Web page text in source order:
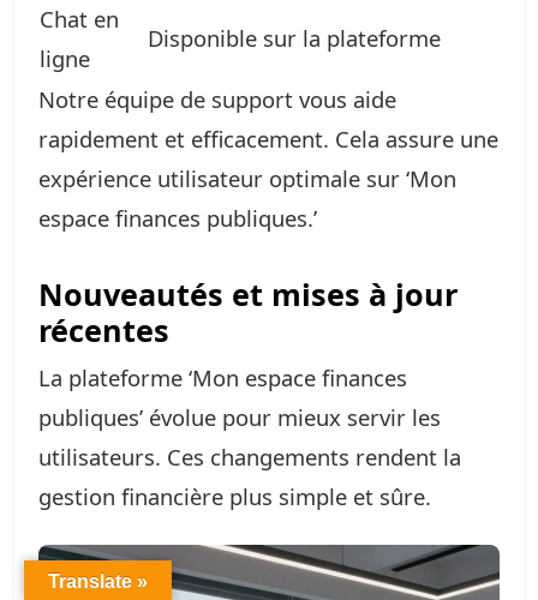
Chat en
ligne
Disponible sur la plateforme
Notre équipe de support vous aide
rapidement et efficacement. Cela assure une
expérience utilisateur optimale sur ‘Mon
espace finances publiques.’
Nouveautés et mises à jour
récentes
La plateforme ‘Mon espace finances
publiques’ évolue pour mieux servir les
utilisateurs. Ces changements rendent la
gestion financière plus simple et sûre.
Translate »